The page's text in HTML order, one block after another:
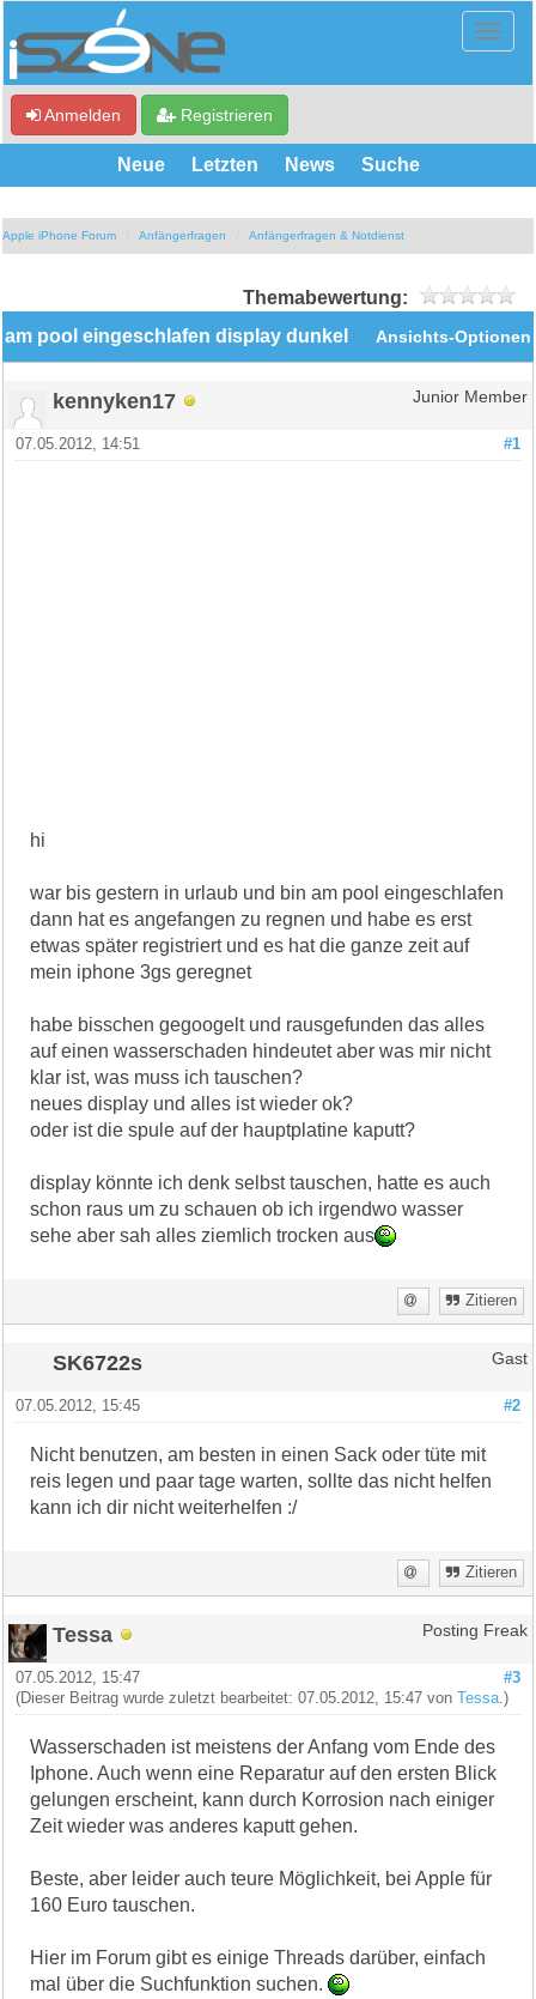
Anmelden Registrieren
Neue Letzten News Suche
Apple iPhone Forum Anfängerfragen Anfängerfragen & Notdienst
Themabewertung:
Ansichts-Optionen
am pool eingeschlafen display dunkel
kennyken17 Junior Member
#1
07.05.2012, 14:51
hi
war bis gestern in urlaub und bin am pool eingeschlafen
dann hat es angefangen zu regnen und habe es erst
etwas später registriert und es hat die ganze zeit auf
mein iphone 3gs geregnet
habe bisschen gegoogelt und rausgefunden das alles
auf einen wasserschaden hindeutet aber was mir nicht
klar ist, was muss ich tauschen?
neues display und alles ist wieder ok?
oder ist die spule auf der hauptplatine kaputt?
display könnte ich denk selbst tauschen, hatte es auch
schon raus um zu schauen ob ich irgendwo wasser
sehe aber sah alles ziemlich trocken aus
Zitieren
SK6722s Gast
#2
07.05.2012, 15:45
Nicht benutzen, am besten in einen Sack oder tüte mit
reis legen und paar tage warten, sollte das nicht helfen
kann ich dir nicht weiterhelfen :/
Zitieren
Tessa Posting Freak
#3
07.05.2012, 15:47
(Dieser Beitrag wurde zuletzt bearbeitet: 07.05.2012, 15:47 vonTessa .)
Wasserschaden ist meistens der Anfang vom Ende des
Iphone. Auch wenn eine Reparatur auf den ersten Blick
gelungen erscheint, kann durch Korrosion nach einiger
Zeit wieder was anderes kaputt gehen.
Beste, aber leider auch teure Möglichkeit, bei Apple für
160 Euro tauschen.
Hier im Forum gibt es einige Threads darüber, einfach
mal über die Suchfunktion suchen.